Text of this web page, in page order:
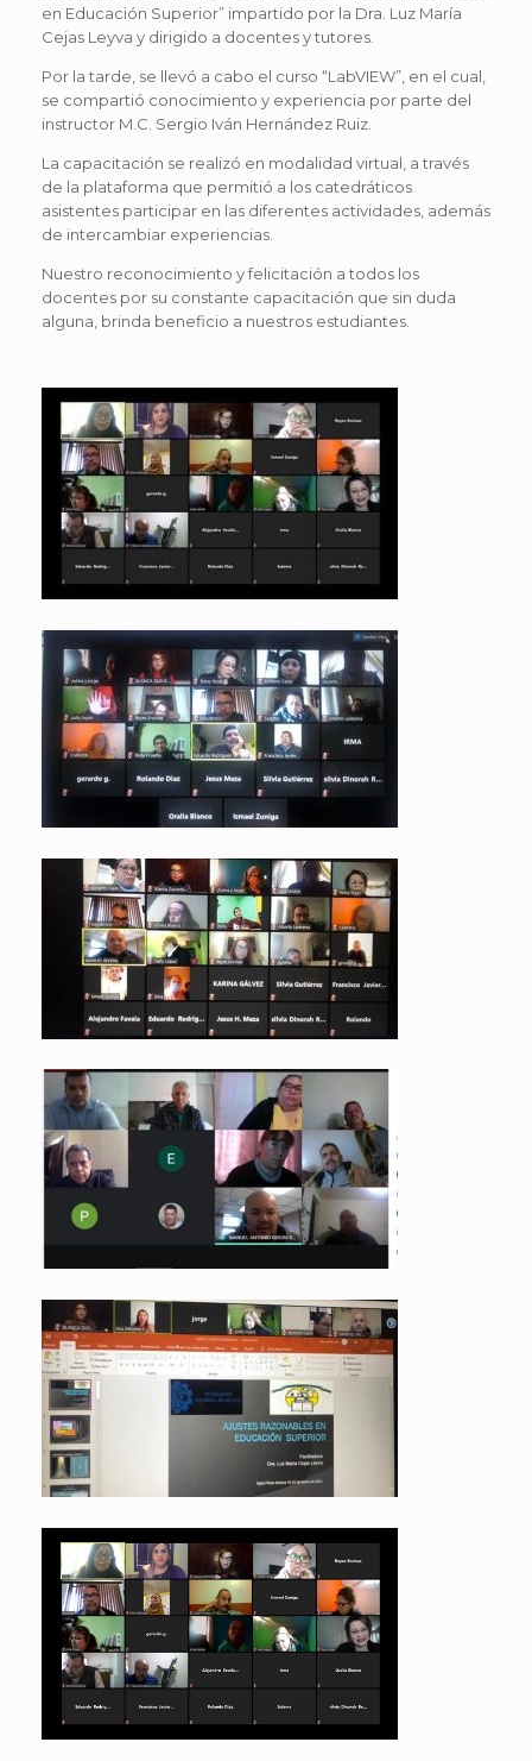
en Educación Superior” impartido por la Dra. Luz María
Cejas Leyva y dirigido a docentes y tutores.
Por la tarde, se llevó a cabo el curso “LabVIEW”, en el cual,
se compartió conocimiento y experiencia por parte del
instructor M.C. Sergio Iván Hernández Ruiz.
La capacitación se realizó en modalidad virtual, a través
de la plataforma que permitió a los catedráticos
asistentes participar en las diferentes actividades, además
de intercambiar experiencias.
Nuestro reconocimiento y felicitación a todos los
docentes por su constante capacitación que sin duda
alguna, brinda beneficio a nuestros estudiantes.